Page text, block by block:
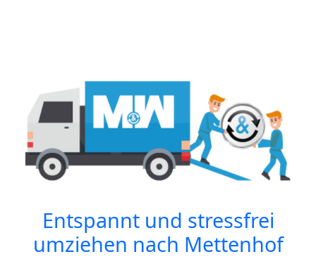
Entspannt und stressfrei
umziehen nach Mettenhof